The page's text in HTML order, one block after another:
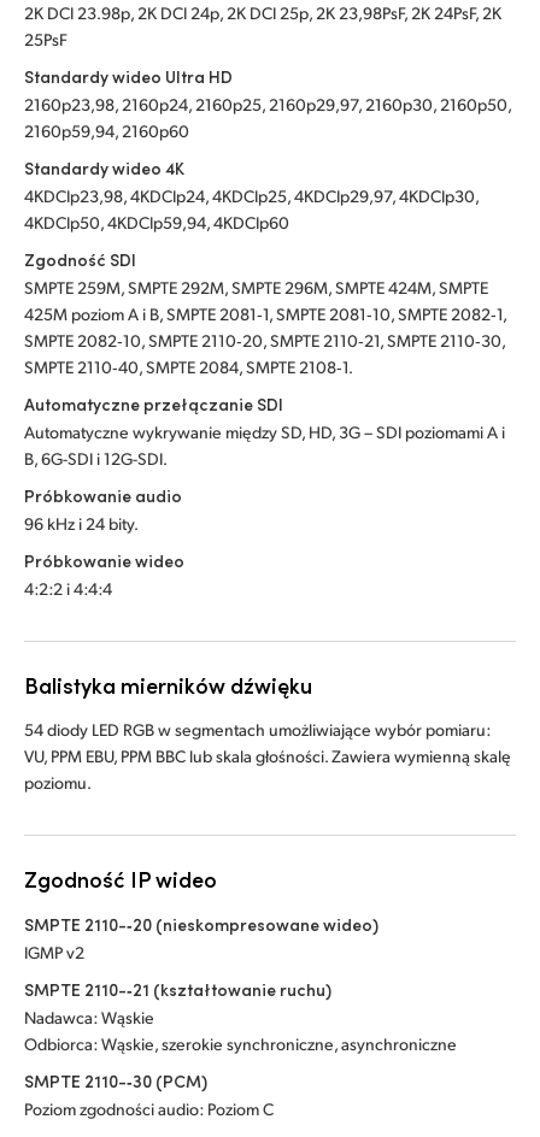
2K DCI 23.98p, 2K DCI 24p, 2K DCI 25p, 2K 23,98PsF, 2K 24PsF, 2K
25PsF
Standardy wideo Ultra HD
2160p23,98, 2160p24, 2160p25, 2160p29,97, 2160p30, 2160p50,
2160p59,94, 2160p60
Standardy wideo 4K
4KDCIp23,98, 4KDCIp24, 4KDCIp25, 4KDCIp29,97, 4KDCIp30,
4KDCIp50, 4KDCIp59,94, 4KDCIp60
Zgodność SDI
SMPTE 259M, SMPTE 292M, SMPTE 296M, SMPTE 424M, SMPTE
425M poziom A i B, SMPTE 2081‑1, SMPTE 2081‑10, SMPTE 2082‑1,
SMPTE 2082‑10, SMPTE 2110‑20, SMPTE 2110‑21, SMPTE 2110‑30,
SMPTE 2110‑40, SMPTE 2084, SMPTE 2108‑1.
Automatyczne przełączanie SDI
Automatyczne wykrywanie między SD, HD, 3G – SDI poziomami A i
B, 6G-SDI i 12G-SDI.
Próbkowanie audio
96 kHz i 24 bity.
Próbkowanie wideo
4:2:2 i 4:4:4
Balistyka mierników dźwięku
54 diody LED RGB w segmentach umożliwiające wybór pomiaru:
VU, PPM EBU, PPM BBC lub skala głośności. Zawiera wymienną skalę
poziomu.
Zgodność IP wideo
SMPTE 2110-‑20 (nieskompresowane wideo)
IGMP v2
SMPTE 2110-‑21 (kształtowanie ruchu)
Nadawca: Wąskie
Odbiorca: Wąskie, szerokie synchroniczne, asynchroniczne
SMPTE 2110-‑30 (PCM)
Poziom zgodności audio: Poziom C